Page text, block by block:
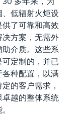
、低辐射火炬设
供了可靠和高效
决方案，无需外
助介质。这些系
可定制的，并已
各种配置，以满
的客户需求，
卓越的整体系统